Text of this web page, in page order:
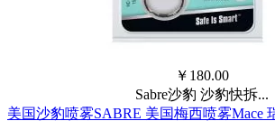
￥ 180.00
Sabre沙豹 沙豹快拆...
美国沙豹喷雾SABRE 美国梅西喷雾Mace